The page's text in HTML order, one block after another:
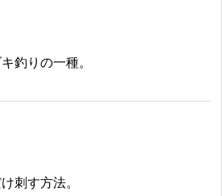
釣りの一種。
刺す方法。